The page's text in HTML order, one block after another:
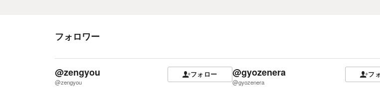
フォロワー
@zengyou
@zengyou
フォロー @gyozenera
@gyozenera
フ